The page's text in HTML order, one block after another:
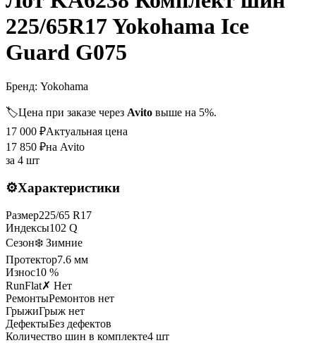
225/65R17 Yokohama Ice
Guard G075
Бренд: Yokohama
🏷️Цена при заказе через Avito выше на 5%.
17 000 ₽Актуальная цена
17 850 ₽на Avito
за 4 шт
⚙️Характеристики
Размер225/65 R17
Индексы102 Q
Сезон❄️ Зимние
Протектор7.6 мм
Износ10 %
RunFlat✗ Нет
РемонтыРемонтов нет
ГрыжиГрыж нет
ДефектыБез дефектов
Количество шин в комплекте4 шт